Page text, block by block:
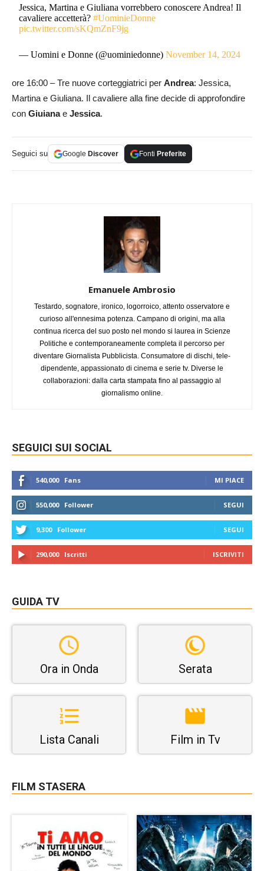
Jessica, Martina e Giuliana vorrebbero conoscere Andrea! Il
cavaliere accetterà?#UominieDonne
pic.twitter.com/sKQmZnF9jg
— Uomini e Donne (@uominiedonne)November 14, 2024
ore 16:00 – Tre nuove corteggiatrici per Andrea: Jessica,
Martina e Giuliana. Il cavaliere alla fine decide di approfondire
con Giuianae Jessica.
Seguici su Google Discover Fonti Preferite
Emanuele Ambrosio
Testardo, sognatore, ironico, logorroico, attento osservatore e
curioso all'ennesima potenza. Campano di origini, ma alla
continua ricerca del suo posto nel mondo si laurea in Scienze
Politiche e contemporaneamente completa il percorso per
diventare Giornalista Pubblicista. Consumatore di dischi, tele-
dipendente, appassionato di cinema e serie tv. Diverse le
collaborazioni: dalla carta stampata fino al passaggio al
giornalismo online.
SEGUICI SUI SOCIAL
540,000 Fans MI PIACE
550,000 Follower SEGUI
9,300 Follower SEGUI
290,000 Iscritti ISCRIVITI
GUIDA TV
Ora in Onda Serata
Lista Canali Film in Tv
FILM STASERA